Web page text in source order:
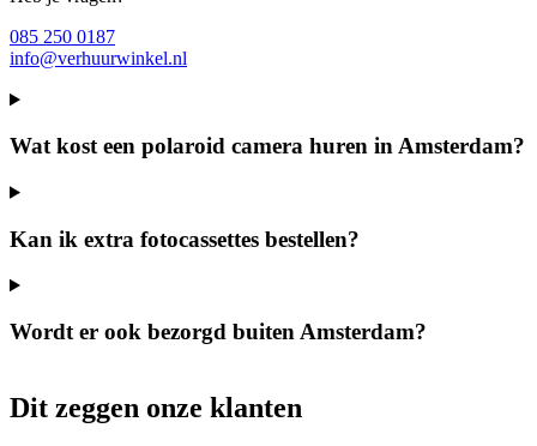
085 250 0187
info@verhuurwinkel.nl
Wat kost een polaroid camera huren in Amsterdam?
Kan ik extra fotocassettes bestellen?
Wordt er ook bezorgd buiten Amsterdam?
Dit zeggen onze klanten